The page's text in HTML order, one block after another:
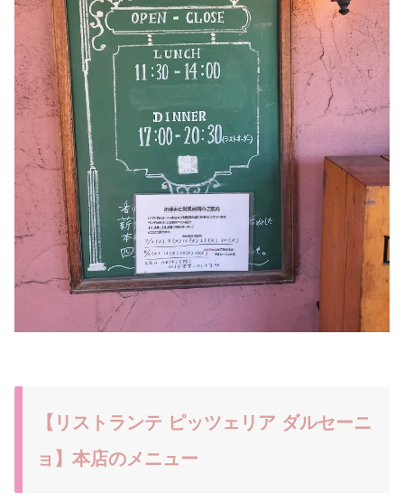
【リストランテ ピッツェリア ダルセーニ
ョ】本店のメニュー